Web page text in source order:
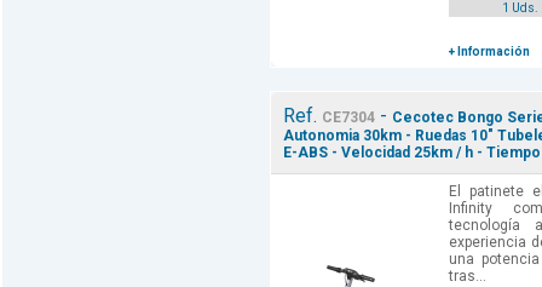
1 Uds.
+ Información
Ref. CE7304- Cecotec Bongo
Autonomia 30km - Ruedas 10"
E-ABS - Velocidad 25km / h -
El patinete
Infinity
tecnología
experiencia
una
tras...